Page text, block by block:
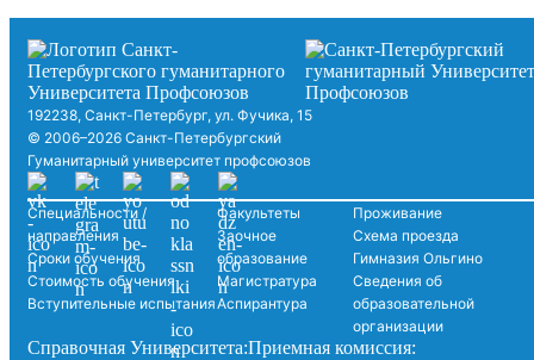
192238, Санкт-Петербург, ул. Фучика, 15
© 2006–2026 Санкт-Петербургский
Гуманитарный университет профсоюзов
Специальности /
направления
Сроки обучения
Стоимость обучения
Вступительные испытания
Факультеты
Заочное
образование
Магистратура
Аспирантура
Проживание
Схема проезда
Гимназия Ольгино
Сведения об
образовательной
организации
Справочная Университета:Приемная комиссия: